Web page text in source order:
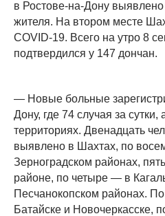
в Ростове-на-Дону
жителя. На втором месте
COVID-19. Всего на утро 8
подтвердился у 147 дончан.
— Новые больные
Дону, где 74 случая за сутки,
территориях. Двенадцать
выявлено в Шахтах, по
Зерноградском районах,
районе, по четыре — в
Песчанокопском районах.
Батайске и Новочеркасске,